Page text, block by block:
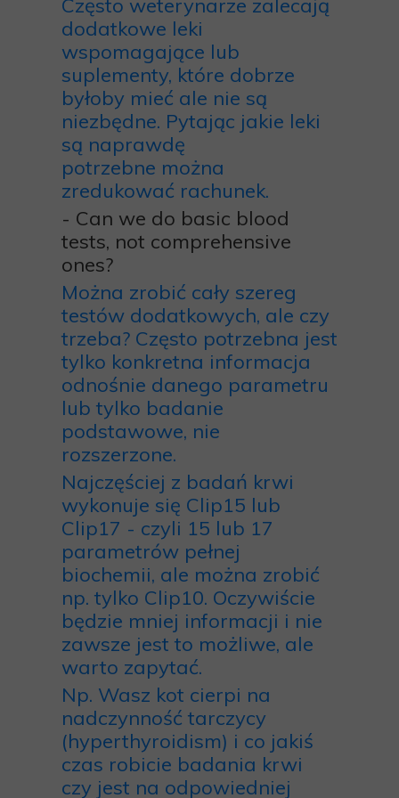
Często weterynarze zalecają
dodatkowe leki
wspomagające lub
suplementy, które dobrze
byłoby mieć ale nie są
niezbędne. Pytając jakie leki
są naprawdę
potrzebne można
zredukować rachunek.
- Can we do basic blood
tests, not comprehensive
ones?
Można zrobić cały szereg
testów dodatkowych, ale czy
trzeba? Często potrzebna jest
tylko konkretna informacja
odnośnie danego parametru
lub tylko badanie
podstawowe, nie
rozszerzone.
Najczęściej z badań krwi
wykonuje się Clip15 lub
Clip17 - czyli 15 lub 17
parametrów pełnej
biochemii, ale można zrobić
np. tylko Clip10. Oczywiście
będzie mniej informacji i nie
zawsze jest to możliwe, ale
warto zapytać.
Np. Wasz kot cierpi na
nadczynność tarczycy
(hyperthyroidism) i co jakiś
czas robicie badania krwi
czy jest na odpowiedniej